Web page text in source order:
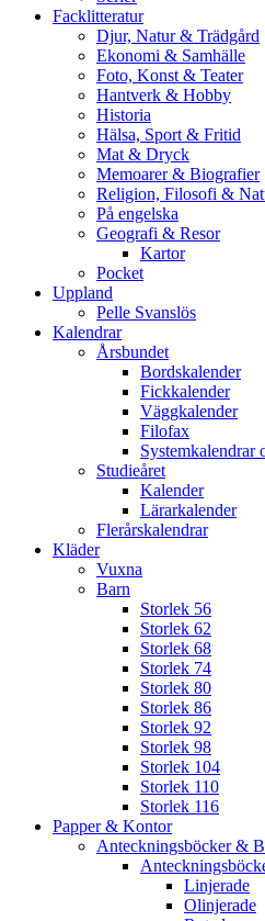
Facklitteratur
Djur, Natur & Trädgård
Ekonomi & Samhälle
Foto, Konst & Teater
Hantverk & Hobby
Historia
Hälsa, Sport & Fritid
Mat & Dryck
Memoarer & Biografier
Religion, Filosofi &
På engelska
Geografi & Resor
Kartor
Pocket
Uppland
Pelle Svanslös
Kalendrar
Årsbundet
Bordskalender
Fickkalender
Väggkalender
Filofax
Systemkalendrar
Studieåret
Kalender
Lärarkalender
Flerårskalendrar
Kläder
Vuxna
Barn
Storlek 56
Storlek 62
Storlek 68
Storlek 74
Storlek 80
Storlek 86
Storlek 92
Storlek 98
Storlek 104
Storlek 110
Storlek 116
Papper & Kontor
Anteckningsböcker &
Linjerade
Olinjerade